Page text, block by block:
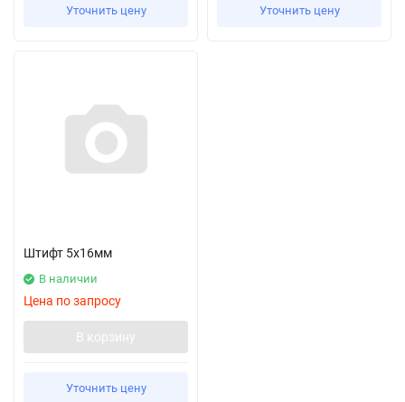
Уточнить цену Уточнить цену
Штифт 5х16мм
В наличии
Цена по запросу
В корзину
Уточнить цену